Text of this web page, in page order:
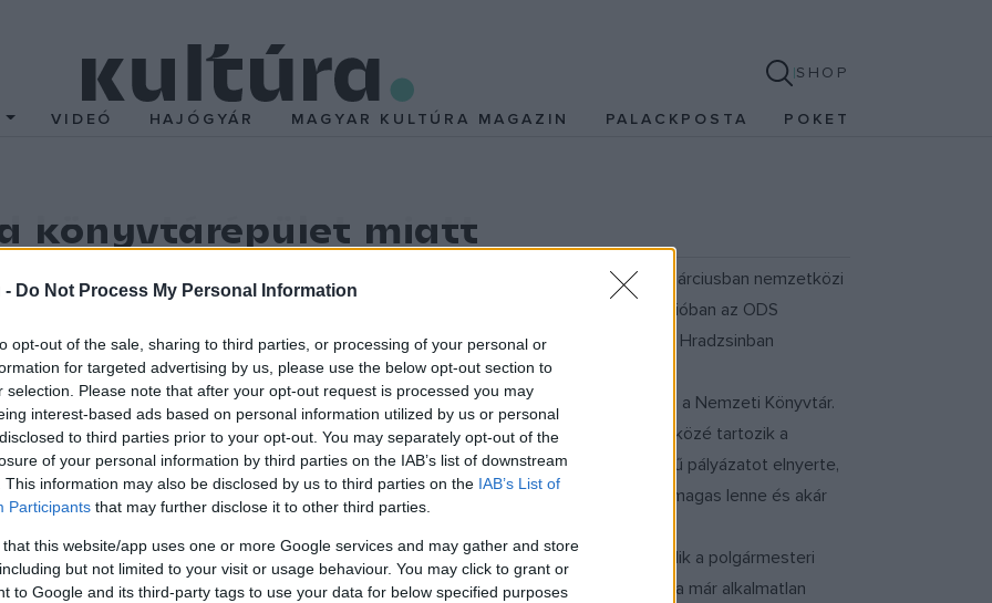
- Do Not Process My Personal Information
opt-out of the sale, sharing to third parties, or processing of your personal or
for targeted advertising by us, please use the below opt-out section to
selection. Please note that after your opt-out request is processed you may
interest-based ads based on personal information utilized by us or personal
to third parties prior to your opt-out. You may separately opt-out of the
of your personal information by third parties on the IAB’s list of downstream
This information may also be disclosed by us to third parties on the IAB’s List of
Participants that may further disclose it to other third parties.
that this website/app uses one or more Google services and may gather and store
but not limited to your visit or usage behaviour. You may click to grant or
to Google and its third-party tags to use your data for below specified purposes
SHOP
VIDEÓ HAJÓGYÁR MAGYAR KULTÚRA MAGAZIN PALACKPOSTA POKET
könyvtárépület miatt
és ehhez hasonló jelzőkkel illetik Jan Kaplicky
cseh születésű angol építészmérnök márciusban nemzetközi
legfeljebb a város peremén lenne szabad felépíteni" - hangoztatta a prágai rádióban az ODS
fogja akadályozni, hogy a futurista épületet egy Moldva közeli dombon vagy a prágai Hradzsinban
ban Nagy-Britanniába emigrált, "nemzetközi szégyennek" nevezte, ha nem épül meg a Nemzeti Könyvtár.
azelőtt a Kommunista Párt tette. Kaplickynek Londonban látható ismertebb alkotásai közé tartozik a
Kaplicky londoni cégének, amely 355 vetélytárssal szemben a 70 millió euró összegű pályázatot elnyerte,
elhelyezésére alkalmas könyvtárat. A tervek szerint a kilencemeletes épület 48 méter magas lenne és akár
még nem tűzték ki az építkezés megkezdésének időpontját, a vita azonban folytatódik a polgármesteri
ez idő szerint az óvárosi Clementinum, az 1653 és 1723 között épült, de ma már alkalmatlan